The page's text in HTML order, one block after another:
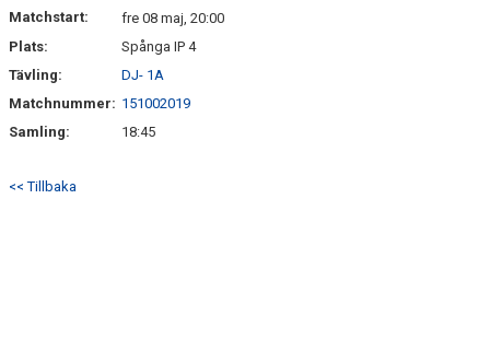
Matchstart:
fre 08 maj, 20:00
Plats:
Spånga IP 4
Tävling:
DJ- 1A
Matchnummer: 151002019
Samling:
18:45
<< Tillbaka